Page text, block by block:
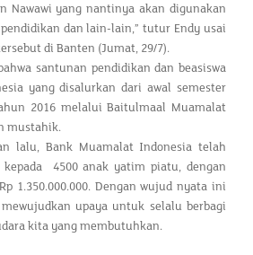
Nawawi yang nantinya akan digunakan
dan lain-lain,” tutur Endy usai
di Banten (Jumat, 29/7).
santunan pendidikan dan beasiswa
yang disalurkan dari awal semester
2016 melalui Baitulmaal Muamalat
mustahik.
lalu, Bank Muamalat Indonesia telah
4500 anak yatim piatu, dengan
1.350.000.000. Dengan wujud nyata ini
upaya untuk selalu berbagi
kita yang membutuhkan.